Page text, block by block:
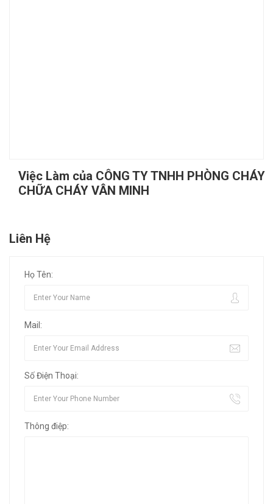
Việc Làm của CÔNG TY TNHH PHÒNG CHÁY
CHỮA CHÁY VÂN MINH
Liên Hệ
Họ Tên:
Mail:
Số Điện Thoại:
Thông điệp: